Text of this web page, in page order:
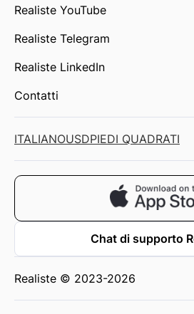
Realiste YouTube
Realiste Telegram
Realiste LinkedIn
Contatti
ITALIANOUSDPIEDI QUADRATI
Chat di supporto
Realiste © 2023-2026